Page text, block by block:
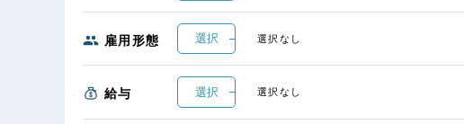
雇用形態 選択 選択なし
給与 選択 選択なし